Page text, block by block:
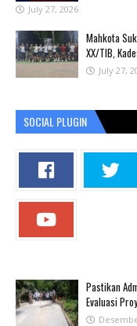
July 27, 2026
Mahkota
XX/TIB,
July 27,
SOCIAL PLUGIN
Pastikan
Evaluasi